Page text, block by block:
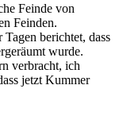
Feinde von
Feinden.
berichtet, dass
wurde.
verbracht, ich
jetzt Kummer